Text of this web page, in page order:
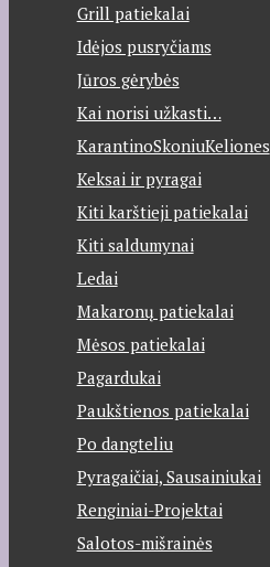
Grill patiekalai
Idėjos pusryčiams
Jūros gėrybės
Kai norisi užkasti…
KarantinoSkoniuKeliones
Keksai ir pyragai
Kiti karštieji patiekalai
Kiti saldumynai
Ledai
Makaronų patiekalai
Mėsos patiekalai
Pagardukai
Paukštienos patiekalai
Po dangteliu
Pyragaičiai, Sausainiukai
Renginiai-Projektai
Salotos-mišrainės